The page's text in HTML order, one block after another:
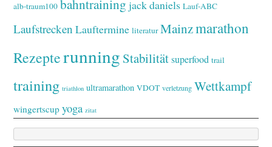
alb-traum100 bahntraining jack daniels Lauf-ABC
Laufstrecken Lauftermine literatur Mainzmarathon
Rezepterunning Stabilität superfood trail
training triathlon ultramarathon VDOT verletzung Wettkampf
wingertscup yoga zitat